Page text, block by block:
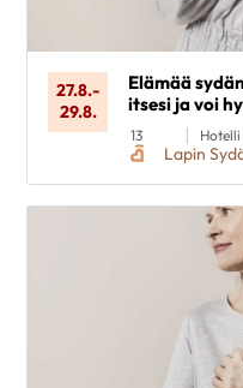
27.8.-
29.8.
Elämää
itsesi ja voi
13
Lapin